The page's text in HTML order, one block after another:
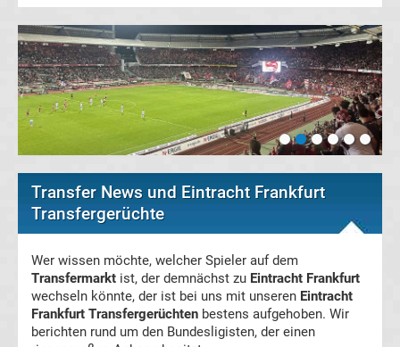
FC
Köln
Transfergerüchte
1.
FC
Transfergerüchte
1.
Transfer News und Eintracht Frankfurt
Transfergerüchte
Wer wissen möchte, welcher Spieler auf dem
Transfermarkt ist, der demnächst zu Eintracht Frankfurt
wechseln könnte, der ist bei uns mit unseren Eintracht
Frankfurt Transfergerüchten bestens aufgehoben. Wir
berichten rund um den Bundesligisten, der einen